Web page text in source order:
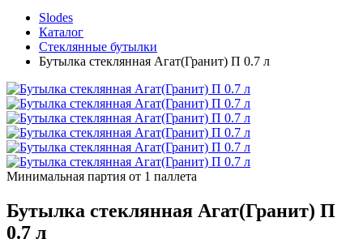
Slodes
Каталог
Стеклянные бутылки
Бутылка стеклянная Агат(Гранит) П 0.7 л
Минимальная партия от 1 паллета
Бутылка стеклянная Агат(Гранит) П
0.7 л